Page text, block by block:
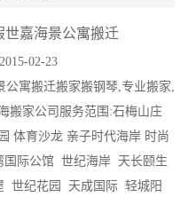
世嘉海景公寓搬迁
02-23
寓搬迁搬家搬钢琴,专业搬家,
搬家公司服务范围:石梅山庄
体育沙龙 亲子时代海岸 时尚
国际公馆 世纪海岸 天长颐生
世纪花园 天成国际 轻城阳